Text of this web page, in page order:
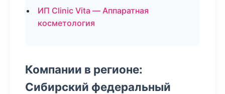
ИП Clinic Vita — Аппаратная
косметология
Компании в регионе:
Сибирский федеральный